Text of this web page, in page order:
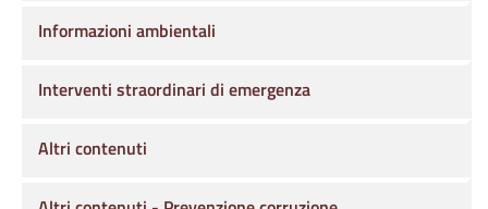
Informazioni ambientali
Interventi straordinari di emergenza
Altri contenuti